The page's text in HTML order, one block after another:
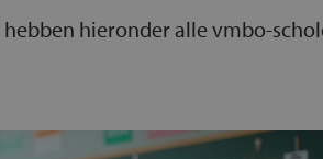
hieronder alle vmbo-